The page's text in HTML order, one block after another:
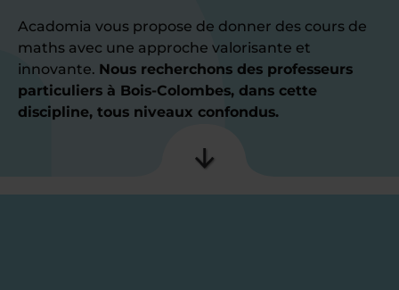
Acadomia vous propose de donner des cours de
maths avec une approche valorisante et
innovante. Nous recherchons des professeurs
particuliers à Bois-Colombes, dans cette
discipline, tous niveaux confondus.